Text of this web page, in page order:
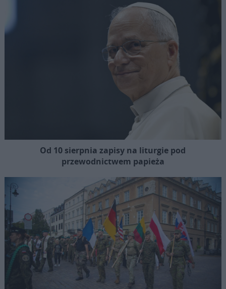
Od 10 sierpnia zapisy na liturgie pod
przewodnictwem papieża